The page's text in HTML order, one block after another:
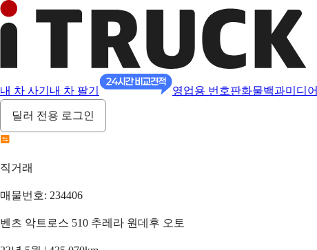
내 차 사기 내 차 팔기 영업용 번호판화물백과미디어
딜러 전용 로그인
직거래
매물번호: 234406
벤츠 악트로스 510 추레라 원데후 오토